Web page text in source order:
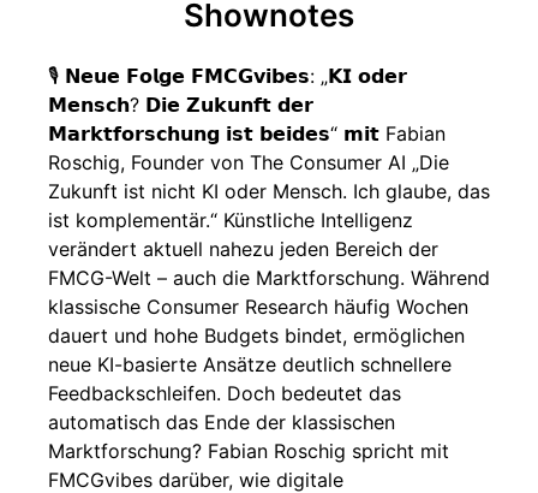
Shownotes
🎙️ 𝗡𝗲𝘂𝗲 𝗙𝗼𝗹𝗴𝗲 𝗙𝗠𝗖𝗚𝘃𝗶𝗯𝗲𝘀: „𝗞𝗜 𝗼𝗱𝗲𝗿
𝗠𝗲𝗻𝘀𝗰𝗵? 𝗗𝗶𝗲 𝗭𝘂𝗸𝘂𝗻𝗳𝘁 𝗱𝗲𝗿
𝗠𝗮𝗿𝗸𝘁𝗳𝗼𝗿𝘀𝗰𝗵𝘂𝗻𝗴 𝗶𝘀𝘁 𝗯𝗲𝗶𝗱𝗲𝘀“ 𝗺𝗶𝘁 Fabian
Roschig, Founder von The Consumer AI „Die
Zukunft ist nicht KI oder Mensch. Ich glaube, das
ist komplementär.“ Künstliche Intelligenz
verändert aktuell nahezu jeden Bereich der
FMCG-Welt – auch die Marktforschung. Während
klassische Consumer Research häufig Wochen
dauert und hohe Budgets bindet, ermöglichen
neue KI-basierte Ansätze deutlich schnellere
Feedbackschleifen. Doch bedeutet das
automatisch das Ende der klassischen
Marktforschung? Fabian Roschig spricht mit
FMCGvibes darüber, wie digitale